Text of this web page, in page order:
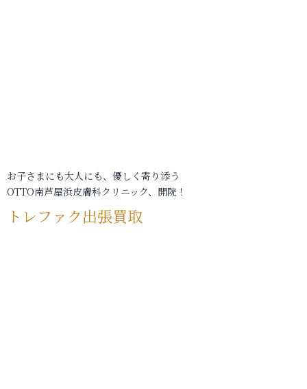
お子さまにも大人にも、優しく寄り添う
OTTO南芦屋浜皮膚科クリニック、開院！
トレファク出張買取